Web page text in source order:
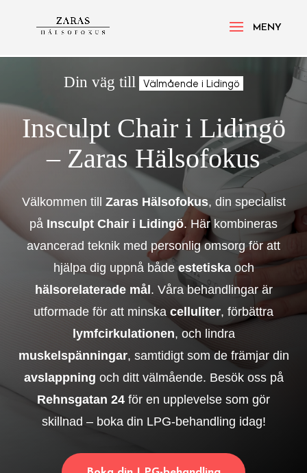
Din väg till Välmående i Lidingö
Insculpt Chair i Lidingö
– Zaras Hälsofokus
Välkommen till Zaras Hälsofokus, din specialist
på Insculpt Chair i Lidingö. Här kombineras
avancerad teknik med personlig omsorg för att
hjälpa dig uppnå bådeestetiskaoch
hälsorelaterade mål . Våra behandlingar är
utformade för att minska celluliter, förbättra
lymfcirkulationen, och lindra
muskelspänningar, samtidigt som de främjar din
avslappning och ditt välmående. Besök oss på
Rehnsgatan 24 för en upplevelse som gör
skillnad – boka din LPG-behandling idag!